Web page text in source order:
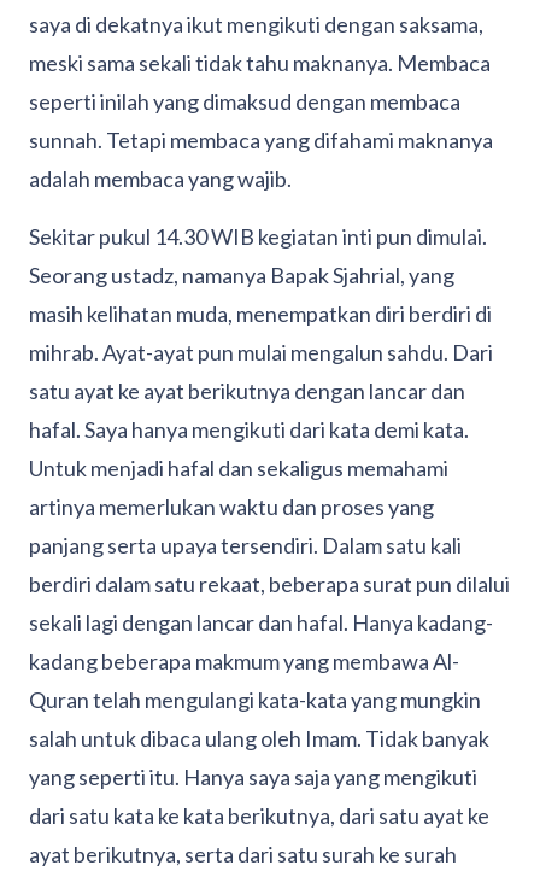
saya di dekatnya ikut mengikuti dengan saksama,
meski sama sekali tidak tahu maknanya. Membaca
seperti inilah yang dimaksud dengan membaca
sunnah. Tetapi membaca yang difahami maknanya
adalah membaca yang wajib.
Sekitar pukul 14.30 WIB kegiatan inti pun dimulai.
Seorang ustadz, namanya Bapak Sjahrial, yang
masih kelihatan muda, menempatkan diri berdiri di
mihrab. Ayat-ayat pun mulai mengalun sahdu. Dari
satu ayat ke ayat berikutnya dengan lancar dan
hafal. Saya hanya mengikuti dari kata demi kata.
Untuk menjadi hafal dan sekaligus memahami
artinya memerlukan waktu dan proses yang
panjang serta upaya tersendiri. Dalam satu kali
berdiri dalam satu rekaat, beberapa surat pun dilalui
sekali lagi dengan lancar dan hafal. Hanya kadang-
kadang beberapa makmum yang membawa Al-
Quran telah mengulangi kata-kata yang mungkin
salah untuk dibaca ulang oleh Imam. Tidak banyak
yang seperti itu. Hanya saya saja yang mengikuti
dari satu kata ke kata berikutnya, dari satu ayat ke
ayat berikutnya, serta dari satu surah ke surah